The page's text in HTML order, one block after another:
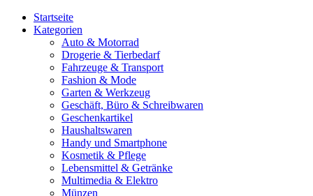
Startseite
Kategorien
Auto & Motorrad
Drogerie & Tierbedarf
Fahrzeuge & Transport
Fashion & Mode
Garten & Werkzeug
Geschäft, Büro & Schreibwaren
Geschenkartikel
Haushaltswaren
Handy und Smartphone
Kosmetik & Pflege
Lebensmittel & Getränke
Multimedia & Elektro
Münzen